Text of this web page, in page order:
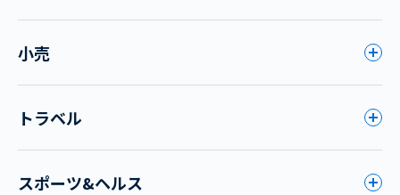
小売
トラベル
スポーツ&ヘルス